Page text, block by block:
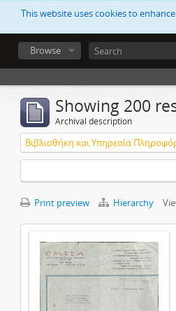
This website uses cookies to
Browse
Showing 200
Archival description
Print preview Hierarchy